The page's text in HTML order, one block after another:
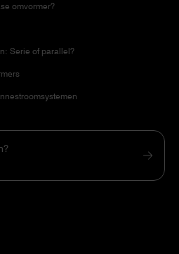
omvormer?
Serie of parallel?